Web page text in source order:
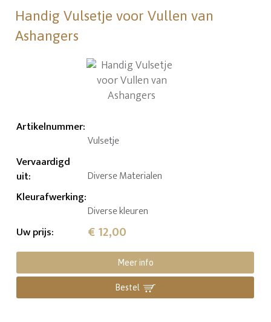
Handig Vulsetje voor Vullen van
Ashangers
Artikelnummer:
Vulsetje
Vervaardigd
uit: Diverse Materialen
Kleurafwerking:
Diverse kleuren
Uw prijs: € 12,00
Meer info
Bestel